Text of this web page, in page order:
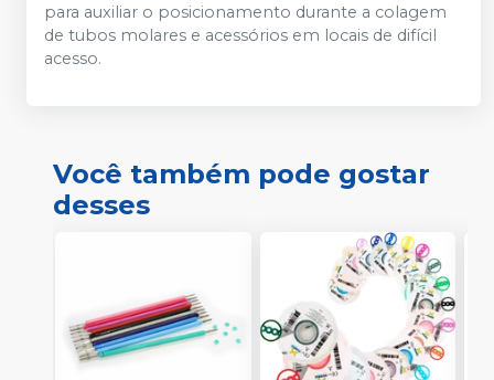
para auxiliar o posicionamento durante a colagem
de tubos molares e acessórios em locais de difícil
acesso.
Você também pode gostar
desses